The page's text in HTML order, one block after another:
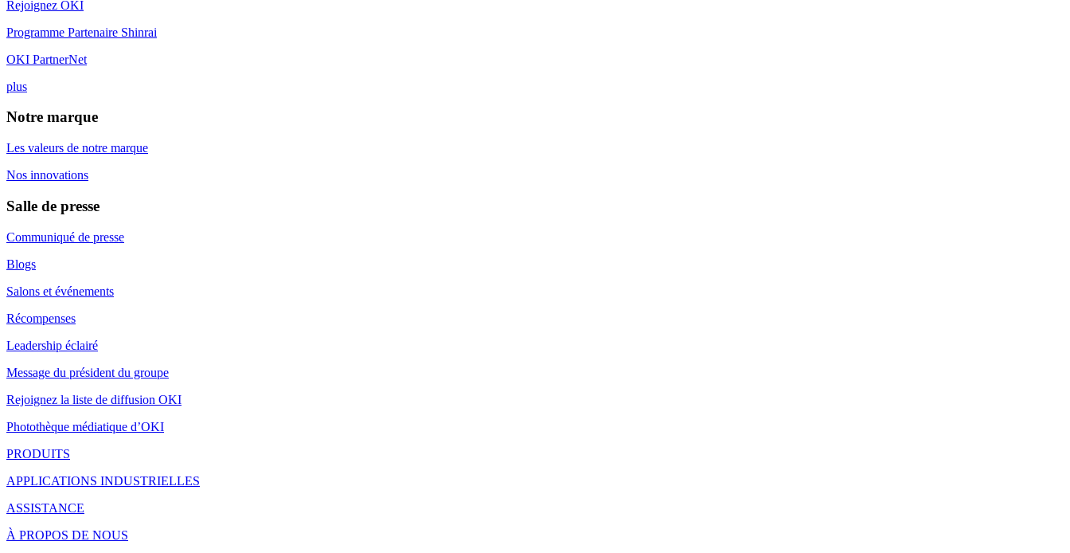
Rejoignez OKI
Programme Partenaire Shinrai
OKI PartnerNet
plus
Notre marque
Les valeurs de notre marque
Nos innovations
Salle de presse
Communiqué de presse
Blogs
Salons et événements
Récompenses
Leadership éclairé
Message du président du groupe
Rejoignez la liste de diffusion OKI
Photothèque médiatique d’OKI
PRODUITS
APPLICATIONS INDUSTRIELLES
ASSISTANCE
À PROPOS DE NOUS